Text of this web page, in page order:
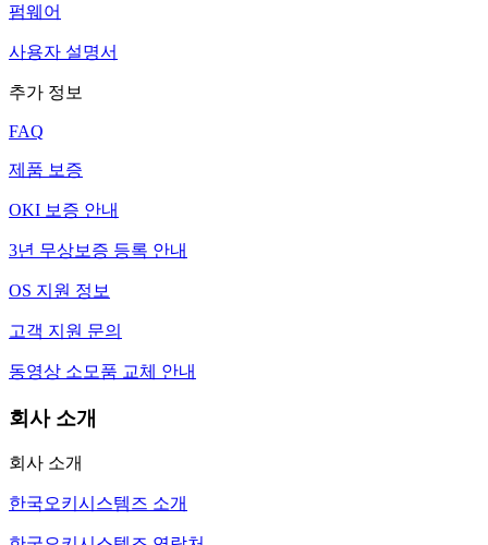
펌웨어
사용자 설명서
추가 정보
FAQ
제품 보증
OKI 보증 안내
3년 무상보증 등록 안내
OS 지원 정보
고객 지원 문의
동영상 소모품 교체 안내
회사 소개
회사 소개
한국오키시스템즈 소개